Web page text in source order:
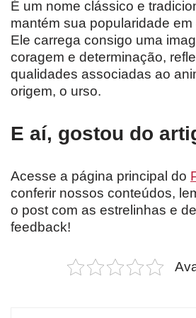
É um nome clássico e
mantém sua popularidade
Ele carrega consigo uma
coragem e determinação,
qualidades associadas ao
origem, o urso.
E aí, gostou do
Acesse a página principal do
conferir nossos conteúdos,
o post com as estrelinhas e
feedback!